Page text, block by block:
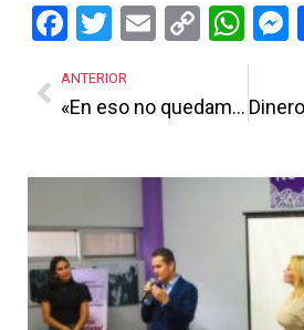
Facebook
Twitter
EmailCopy
Link
ANTERIOR
«En eso no quedamos», dicen funcionarios de Juárez a Elmer Arriata